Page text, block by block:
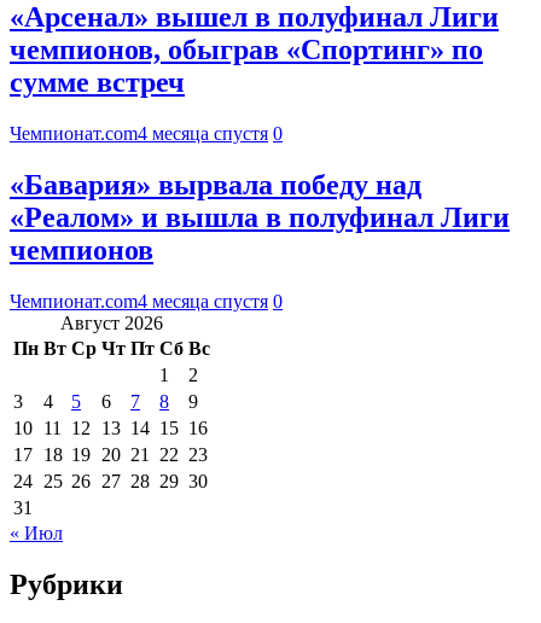
«Арсенал» вышел в полуфинал Лиги
чемпионов, обыграв «Спортинг» по
сумме встреч
Чемпионат.com4 месяца спустя 0
«Бавария» вырвала победу над
«Реалом» и вышла в полуфинал Лиги
чемпионов
Чемпионат.com4 месяца спустя 0
Август 2026
Пн Вт Ср Чт Пт Сб Вс
1
2
3
4 5 6 7 8
9
10 11 12 13 14 15 16
17 18 19 20 21 22 23
24 25 26 27 28 29 30
31
« Июл
Рубрики